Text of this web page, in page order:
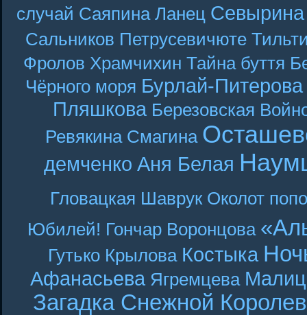
случай Саяпина Ланец Севырина
Сальников Петрусевичюте
Фролов Храмчихин Тайна буття
Чёрного моря Бурлай-Питерова
Пляшкова Березовская
Ревякина Смагина
демченко Аня Белая
Гловацкая Шаврук Околот
Юбилей! Гончар Воронцова
Гутько Крылова Костыка
Афанасьева Ягремцева
Загадка Снежной